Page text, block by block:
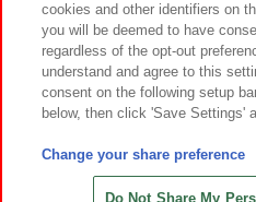
©Bandai Namco
©Bandai Namco
©HANAYASHIKI Co.,
cookies and other identifiers on
you will be deemed to have
regardless of the opt-out
understand and agree to this
consent on the following setup
below, then click 'Save Settings'
Change your share preference
Do Not Share My